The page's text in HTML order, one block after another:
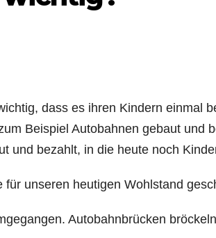
dass es ihren Kindern einmal
Beispiel Autobahnen gebaut und
und bezahlt, in die heute noch
unseren heutigen Wohlstand
Autobahnbrücken